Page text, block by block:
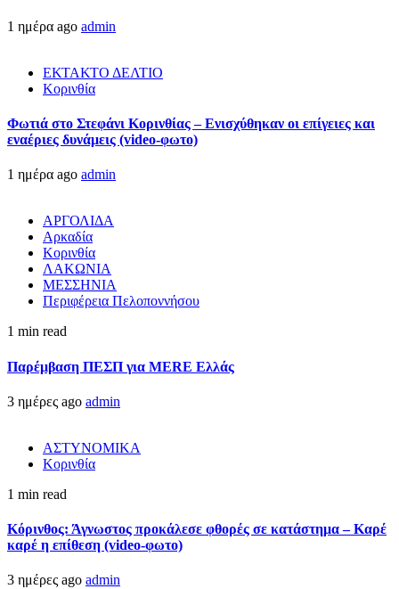
1 ημέρα ago admin
ΕΚΤΑΚΤΟ ΔΕΛΤΙΟ
Κορινθία
Φωτιά στο Στεφάνι Κορινθίας – Ενισχύθηκαν οι επίγειες και
εναέριες δυνάμεις (video-φωτο)
1 ημέρα ago admin
ΑΡΓΟΛΙΔΑ
Αρκαδία
Κορινθία
ΛΑΚΩΝΙΑ
ΜΕΣΣΗΝΙΑ
Περιφέρεια Πελοποννήσου
1 min read
Παρέμβαση ΠΕΣΠ για MERE Ελλάς
3 ημέρες ago admin
ΑΣΤΥΝΟΜΙΚΑ
Κορινθία
1 min read
Κόρινθος: Άγνωστος προκάλεσε φθορές σε κατάστημα – Καρέ
καρέ η επίθεση (video-φωτο)
3 ημέρες ago admin